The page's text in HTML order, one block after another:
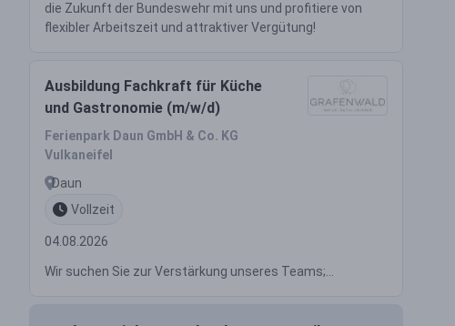
die Zukunft der Bundeswehr mit uns und profitiere von
flexibler Arbeitszeit und attraktiver Vergütung!
Ausbildung Fachkraft für Küche
und Gastronomie (m/w/d)
Ferienpark Daun GmbH & Co. KG
Vulkaneifel
Daun
Vollzeit
04.08.2026
Wir suchen Sie zur Verstärkung unseres Teams;...